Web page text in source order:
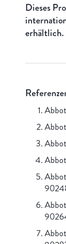
Dieses
erhältlich.